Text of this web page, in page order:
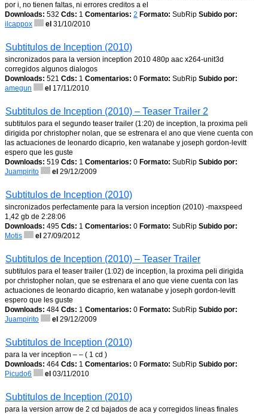
por i, no tienen faltas, ni errores creditos a el
Downloads: 532 Cds: 1 Comentarios: 2 Formato: SubRip Subido por:
ilcappox
el 31/10/2010
Subtitulos de Inception (2010)
sincronizados para la version inception 2010 480p aac x264-unit3d
corregidos algunos dialogos
Downloads: 521 Cds: 1 Comentarios: 0 Formato: SubRip Subido por:
amegun
el 17/11/2010
Subtitulos de Inception (2010) – Teaser Trailer 2
subtitulos para el segundo teaser trailer (1:20) de inception, la proxima peli
dirigida por christopher nolan, que se estrenara el ano que viene cuenta con
las actuaciones de leonardo dicaprio, ken watanabe y joseph gordon-levitt
espero que les guste
Downloads: 519 Cds: 1 Comentarios: 0 Formato: SubRip Subido por:
Juampirito
el 29/12/2009
Subtitulos de Inception (2010)
sincronizados perfectamente para la version inception (2010) -maxspeed
1,42 gb de 2:28:06
Downloads: 495 Cds: 1 Comentarios: 0 Formato: SubRip Subido por:
Motis
el 27/09/2012
Subtitulos de Inception (2010) – Teaser Trailer
subtitulos para el teaser trailer (1:02) de inception, la proxima peli dirigida
por christopher nolan, que se estrenara el ano que viene cuenta con las
actuaciones de leonardo dicaprio, ken watanabe y joseph gordon-levitt
espero que les guste
Downloads: 484 Cds: 1 Comentarios: 0 Formato: SubRip Subido por:
Juampirito
el 29/12/2009
Subtitulos de Inception (2010)
para la ver inception – – ( 1 cd )
Downloads: 464 Cds: 1 Comentarios: 0 Formato: SubRip Subido por:
Picudo6
el 03/11/2010
Subtitulos de Inception (2010)
para la version arrow de 2 cd bajados de aca y corregidos lineas finales